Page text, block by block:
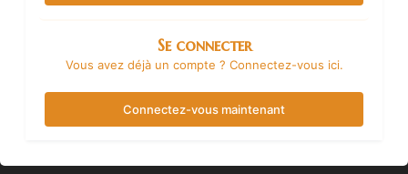
Se connecter
Vous avez déjà un compte ? Connectez-vous ici.
Connectez-vous maintenant